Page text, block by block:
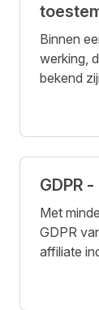
Binnen
werking,
bekend
GDPR
Met
GDPR
affiliate